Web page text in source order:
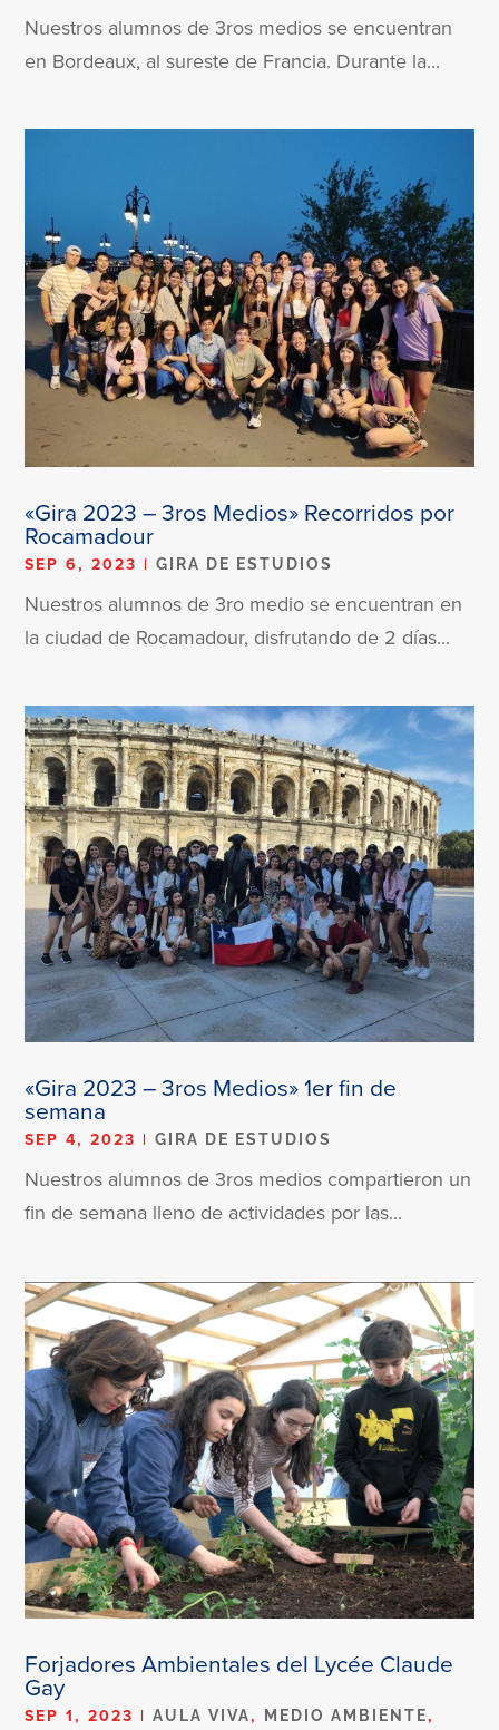
Nuestros alumnos de 3ros medios se encuentran
en Bordeaux, al sureste de Francia. Durante la...
«Gira 2023 – 3ros Medios» Recorridos por
Rocamadour
SEP 6, 2023 |GIRA DE ESTUDIOS
Nuestros alumnos de 3ro medio se encuentran en
la ciudad de Rocamadour, disfrutando de 2 días...
«Gira 2023 – 3ros Medios» 1er fin de
semana
SEP 4, 2023 |GIRA DE ESTUDIOS
Nuestros alumnos de 3ros medios compartieron un
fin de semana lleno de actividades por las...
Forjadores Ambientales del Lycée Claude
Gay
SEP 1, 2023 |AULA VIVA, MEDIO AMBIENTE,